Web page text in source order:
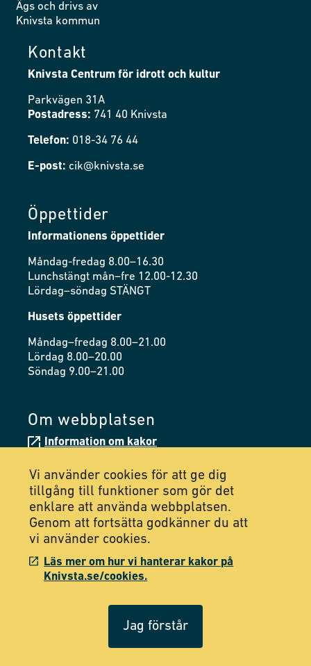
Ägs och drivs av
Knivsta kommun
Kontakt
Knivsta Centrum för idrott och kultur
Parkvägen 31A
Postadress: 741 40 Knivsta
Telefon: 018-34 76 44
E-post: cik@knivsta.se
Öppettider
Informationens öppettider
Måndag-fredag 8.00–16.30
Lunchstängt mån–fre 12.00-12.30
Lördag–söndag STÄNGT
Husets öppettider
Måndag–fredag 8.00–21.00
Lördag 8.00–20.00
Söndag 9.00–21.00
Om webbplatsen
Information om kakor
Tillgänglighetsredogörelse
Följ oss på Facebook
Följ oss på Instagram
Vi använder cookies för att ge dig
tillgång till funktioner som gör det
enklare att använda webbplatsen.
Genom att fortsätta godkänner du att
vi använder cookies.
Läs mer om hur vi hanterar kakor på
Knivsta.se/cookies.
Jag förstår